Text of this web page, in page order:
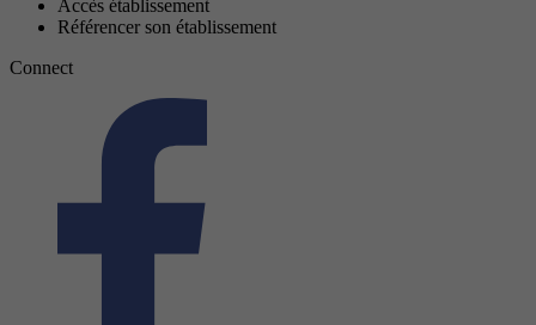
Accès établissement
Référencer son établissement
Connect